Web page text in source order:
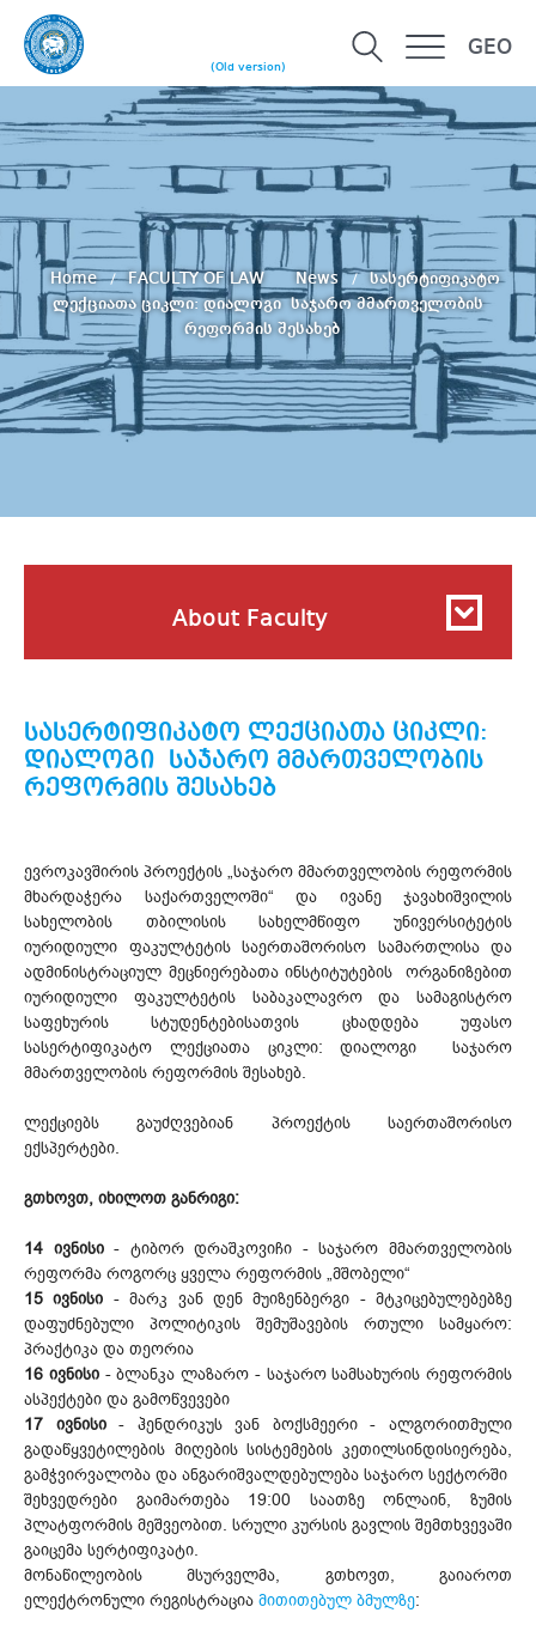
(Old version)
GEO
Home FACULTY OF LAW News
სასერტიფიკატო
ლექციათა ციკლი: დიალოგი საჯარო მმართველობის
რეფორმის შესახებ
About Faculty
სასერტიფიკატო ლექციათა ციკლი:
დიალოგი საჯარო მმართველობის
რეფორმის შესახებ
ევროკავშირის პროექტის „საჯარო მმართველობის რეფორმის
მხარდაჭერა საქართველოში“ და ივანე ჯავახიშვილის
სახელობის თბილისის სახელმწიფო უნივერსიტეტის
იურიდიული ფაკულტეტის საერთაშორისო სამართლისა და
ადმინისტრაციულ მეცნიერებათა ინსტიტუტების ორგანიზებით
იურიდიული ფაკულტეტის საბაკალავრო და სამაგისტრო
საფეხურის სტუდენტებისათვის ცხადდება უფასო
სასერტიფიკატო ლექციათა ციკლი: დიალოგი საჯარო
მმართველობის რეფორმის შესახებ.
ლექციებს გაუძღვებიან პროექტის საერთაშორისო
ექსპერტები.
გთხოვთ, იხილოთ განრიგი:
14 ივნისი- ტიბორ დრაშკოვიჩი - საჯარო მმართველობის
რეფორმა როგორც ყველა რეფორმის „მშობელი“
15 ივნისი - მარკ ვან დენ მუიზენბერგი - მტკიცებულებებზე
დაფუძნებული პოლიტიკის შემუშავების რთული სამყარო:
პრაქტიკა და თეორია
16 ივნისი- ბლანკა ლაზარო - საჯარო სამსახურის რეფორმის
ასპექტები და გამოწვევები
17 ივნისი- ჰენდრიკუს ვან ბოქსმეერი - ალგორითმული
გადაწყვეტილების მიღების სისტემების კეთილსინდისიერება,
გამჭვირვალობა და ანგარიშვალდებულება საჯარო სექტორში
შეხვედრები გაიმართება 19:00 საათზე ონლაინ, ზუმის
პლატფორმის მეშვეობით. სრული კურსის გავლის შემთხვევაში
გაიცემა სერტიფიკატი.
მონაწილეობის მსურველმა, გთხოვთ, გაიაროთ
ელექტრონული რეგისტრაცია მითითებულ ბმულზე: